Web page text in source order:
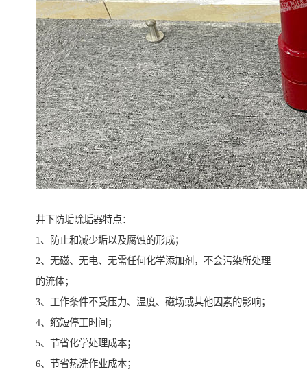
井下防垢除垢器特点：
1、防止和减少垢以及腐蚀的形成；
2、无磁、无电、无需任何化学添加剂，不会污染所处理
的流体；
3、工作条件不受压力、温度、磁场或其他因素的影响；
4、缩短停工时间；
5、节省化学处理成本；
6、节省热洗作业成本；